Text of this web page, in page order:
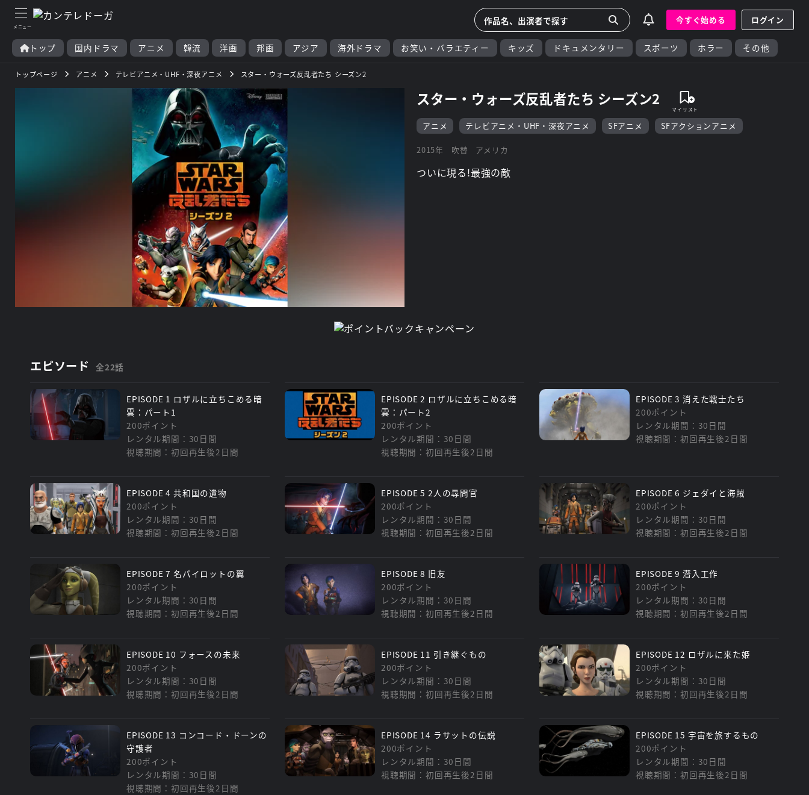
今すぐ始める ログイン
トップ 国内ドラマ アニメ 韓流 洋画 邦画 アジア 海外ドラマ お笑い・バラエティー キッズ ドキュメンタリー スポーツ ホラー その他
トップページ アニメ テレビアニメ・UHF・深夜アニメ スター・ウォーズ反乱者たち シーズン2
スター・ウォーズ反乱者たち シーズン2
アニメ テレビアニメ・UHF・深夜アニメ SFアニメ SFアクションアニメ
2015年 吹替 アメリカ
ついに現る!最強の敵
エピソード 全22話
EPISODE 1 ロザルに立ちこめる暗
雲：パート1
200ポイント
レンタル期間：30日間
視聴期間：初回再生後2日間
EPISODE 2 ロザルに立ちこめる暗
雲：パート2
200ポイント
レンタル期間：30日間
視聴期間：初回再生後2日間
EPISODE 3 消えた戦士たち
200ポイント
レンタル期間：30日間
視聴期間：初回再生後2日間
EPISODE 4 共和国の遺物
200ポイント
レンタル期間：30日間
視聴期間：初回再生後2日間
EPISODE 5 2人の尋問官
200ポイント
レンタル期間：30日間
視聴期間：初回再生後2日間
EPISODE 6 ジェダイと海賊
200ポイント
レンタル期間：30日間
視聴期間：初回再生後2日間
EPISODE 7 名パイロットの翼
200ポイント
レンタル期間：30日間
視聴期間：初回再生後2日間
EPISODE 8 旧友
200ポイント
レンタル期間：30日間
視聴期間：初回再生後2日間
EPISODE 9 潜入工作
200ポイント
レンタル期間：30日間
視聴期間：初回再生後2日間
EPISODE 10 フォースの未来
200ポイント
レンタル期間：30日間
視聴期間：初回再生後2日間
EPISODE 11 引き継ぐもの
200ポイント
レンタル期間：30日間
視聴期間：初回再生後2日間
EPISODE 12 ロザルに来た姫
200ポイント
レンタル期間：30日間
視聴期間：初回再生後2日間
EPISODE 13 コンコード・ドーンの
守護者
200ポイント
レンタル期間：30日間
視聴期間：初回再生後2日間
EPISODE 14 ラサットの伝説
200ポイント
レンタル期間：30日間
視聴期間：初回再生後2日間
EPISODE 15 宇宙を旅するもの
200ポイント
レンタル期間：30日間
視聴期間：初回再生後2日間